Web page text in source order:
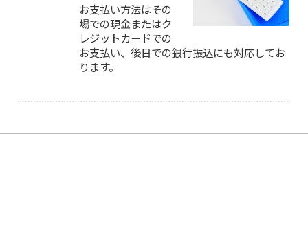
お支払い方法はその
場での現金またはク
レジットカードでの
お支払い、後日での銀行振込にも対応してお
ります。